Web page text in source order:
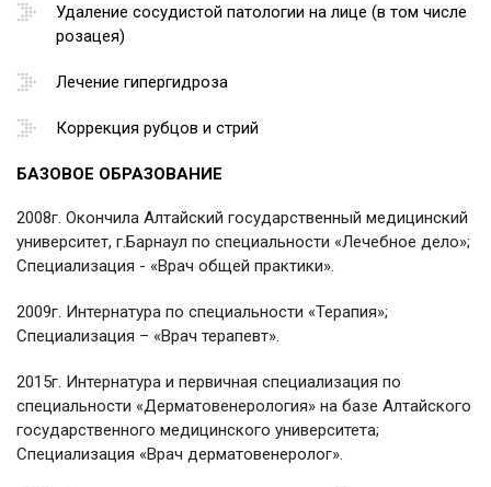
Удаление сосудистой патологии на лице (в том числе
розацея)
Лечение гипергидроза
Коррекция рубцов и стрий
БАЗОВОЕ ОБРАЗОВАНИЕ
2008г. Окончила Алтайский государственный медицинский
университет, г.Барнаул по специальности «Лечебное дело»;
Специализация - «Врач общей практики».
2009г. Интернатура по специальности «Терапия»;
Специализация – «Врач терапевт».
2015г. Интернатура и первичная специализация по
специальности «Дерматовенерология» на базе Алтайского
государственного медицинского университета;
Специализация «Врач дерматовенеролог».